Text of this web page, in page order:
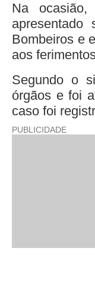
Na
Bombeiros e
aos
Segundo o
órgãos e foi
caso foi
PUBLICIDADE